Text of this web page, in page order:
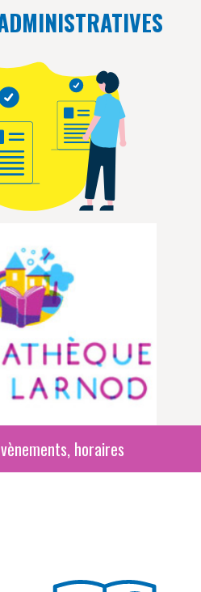
horaires